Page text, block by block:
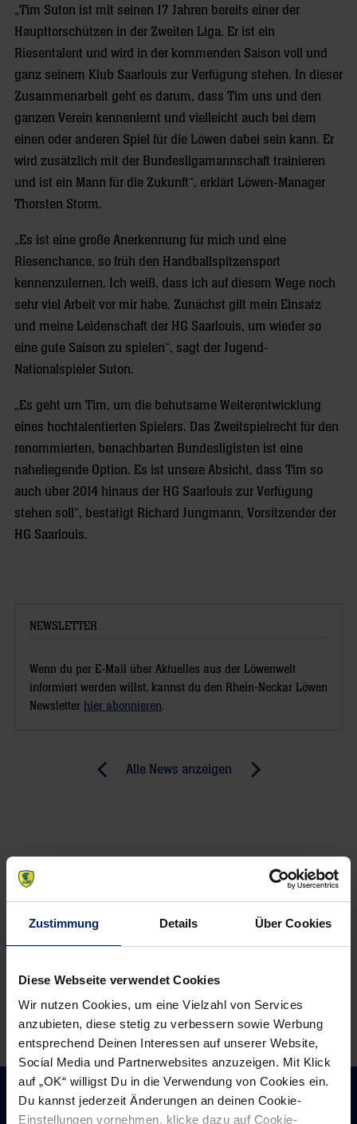
Zustimmung Details Über Cookies
Diese Webseite verwendet Cookies
Wir nutzen Cookies, um eine Vielzahl von Services
anzubieten, diese stetig zu verbessern sowie Werbung
entsprechend Deinen Interessen auf unserer Website,
Social Media und Partnerwebsites anzuzeigen. Mit Klick
auf „OK“ willigst Du in die Verwendung von Cookies ein.
Du kannst jederzeit Änderungen an deinen Cookie-
Einstellungen vornehmen, klicke dazu auf Cookie-
„Tim Suton ist mit seinen 17 Jahren bereits einer der
Haupttorschützen in der Zweiten Liga. Er ist ein
Riesentalent und wird in der kommenden Saison voll und
ganz seinem Klub Saarlouis zur Verfügung stehen. In dieser
Zusammenarbeit geht es darum, dass Tim uns und den
ganzen Verein kennenlernt und vielleicht auch bei dem
einen oder anderen Spiel für die Löwen dabei sein kann. Er
wird zusätzlich mit der Bundesligamannschaft trainieren
und ist ein Mann für die Zukunft“, erklärt Löwen-Manager
Thorsten Storm.
„Es ist eine große Anerkennung für mich und eine
Riesenchance, so früh den Handballspitzensport
kennenzulernen. Ich weiß, dass ich auf diesem Wege noch
sehr viel Arbeit vor mir habe. Zunächst gilt mein Einsatz
und meine Leidenschaft der HG Saarlouis, um wieder so
eine gute Saison zu spielen“, sagt der Jugend-
Nationalspieler Suton.
„Es geht um Tim, um die behutsame Weiterentwicklung
eines hochtalentierten Spielers. Das Zweitspielrecht für den
renommierten, benachbarten Bundesligisten ist eine
naheliegende Option. Es ist unsere Absicht, dass Tim so
auch über 2014 hinaus der HG Saarlouis zur Verfügung
stehen soll“, bestätigt Richard Jungmann, Vorsitzender der
HG Saarlouis.
NEWSLETTER
Wenn du per E-Mail über Aktuelles aus der Löwenwelt
informiert werden willst, kannst du den Rhein-Neckar Löwen
Newsletter hier abonnieren.
Löwen
Alle News anzeigen
macht
auf